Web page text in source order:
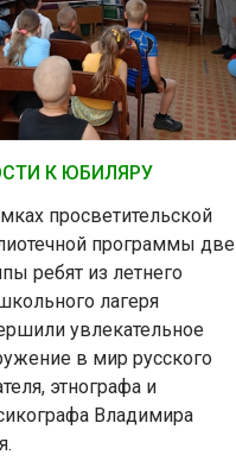
К ЮБИЛЯРУ
просветительской
программы две
ребят из летнего
лагеря
увлекательное
в мир русского
этнографа и
Владимира